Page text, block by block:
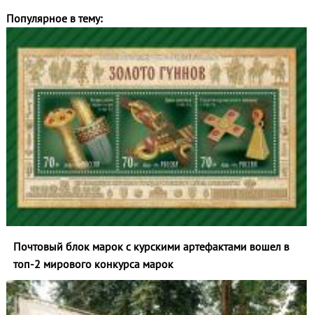
Популярное в тему:
Почтовый блок марок с курскими артефактами вошел в
топ‑2 мирового конкурса марок